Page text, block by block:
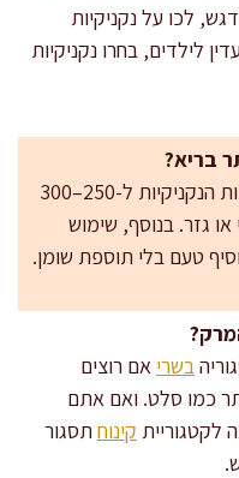
לכו על נקניקיות
לילדים, בחרו נקניקיות
בריא?
בהחלט. אפשר להפחית את כמות הנקניקיות ל-250–300
100 גרם סלרי או גזר. בנוסף, שימוש
טעם בלי תוספת שומן.
בשרי אם רוצים
כמו סלט. ואם אתם
לקטגוריית קינוח תסגור